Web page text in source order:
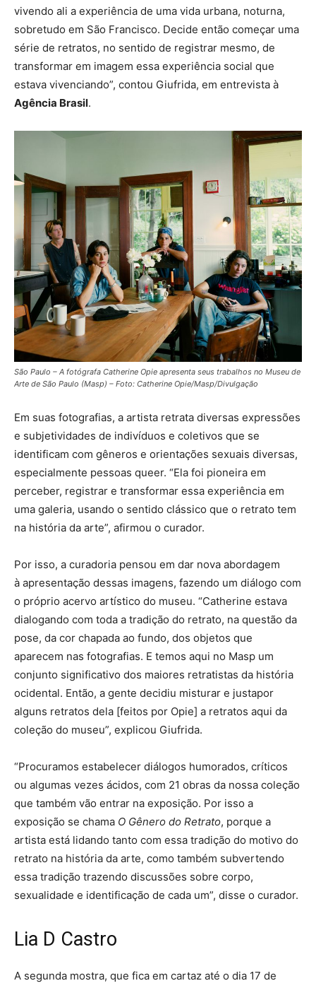
vivendo ali a experiência de uma vida urbana, noturna,
sobretudo em São Francisco. Decide então começar uma
série de retratos, no sentido de registrar mesmo, de
transformar em imagem essa experiência social que
estava vivenciando”, contou Giufrida, em entrevista à
Agência Brasil.
São Paulo – A fotógrafa Catherine Opie apresenta seus trabalhos no Museu de
Arte de São Paulo (Masp) – Foto: Catherine Opie/Masp/Divulgação
Em suas fotografias, a artista retrata diversas expressões
e subjetividades de indivíduos e coletivos que se
identificam com gêneros e orientações sexuais diversas,
especialmente pessoas queer. “Ela foi pioneira em
perceber, registrar e transformar essa experiência em
uma galeria, usando o sentido clássico que o retrato tem
na história da arte”, afirmou o curador.
Por isso, a curadoria pensou em dar nova abordagem
à apresentação dessas imagens, fazendo um diálogo com
o próprio acervo artístico do museu. “Catherine estava
dialogando com toda a tradição do retrato, na questão da
pose, da cor chapada ao fundo, dos objetos que
aparecem nas fotografias. E temos aqui no Masp um
conjunto significativo dos maiores retratistas da história
ocidental. Então, a gente decidiu misturar e justapor
alguns retratos dela [feitos por Opie] a retratos aqui da
coleção do museu”, explicou Giufrida.
“Procuramos estabelecer diálogos humorados, críticos
ou algumas vezes ácidos, com 21 obras da nossa coleção
que também vão entrar na exposição. Por isso a
exposição se chama O Gênero do Retrato, porque a
artista está lidando tanto com essa tradição do motivo do
retrato na história da arte, como também subvertendo
essa tradição trazendo discussões sobre corpo,
sexualidade e identificação de cada um”, disse o curador.
Lia D Castro
A segunda mostra, que fica em cartaz até o dia 17 de